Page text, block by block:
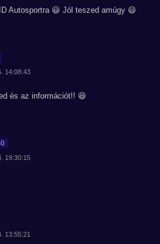
Autosportra 😃 Jól teszed amúgy 😃
14:08:43
és az információt!! 😆
19:30:15
13:55:21